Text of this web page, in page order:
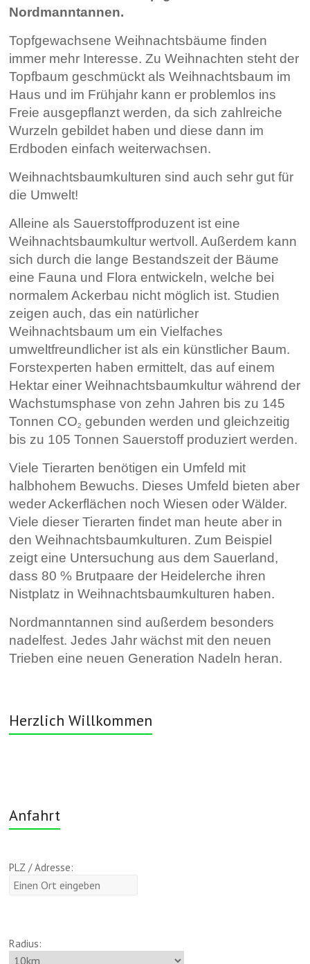
Nordmanntannen.
Topfgewachsene Weihnachtsbäume finden
immer mehr Interesse. Zu Weihnachten steht der
Topfbaum geschmückt als Weihnachtsbaum im
Haus und im Frühjahr kann er problemlos ins
Freie ausgepflanzt werden, da sich zahlreiche
Wurzeln gebildet haben und diese dann im
Erdboden einfach weiterwachsen.
Weihnachtsbaumkulturen sind auch sehr gut für
die Umwelt!
Alleine als Sauerstoffproduzent ist eine
Weihnachtsbaumkultur wertvoll. Außerdem kann
sich durch die lange Bestandszeit der Bäume
eine Fauna und Flora entwickeln, welche bei
normalem Ackerbau nicht möglich ist. Studien
zeigen auch, das ein natürlicher
Weihnachtsbaum um ein Vielfaches
umweltfreundlicher ist als ein künstlicher Baum.
Forstexperten haben ermittelt, das auf einem
Hektar einer Weihnachtsbaumkultur während der
Wachstumsphase von zehn Jahren bis zu 145
Tonnen CO2 gebunden werden und gleichzeitig
bis zu 105 Tonnen Sauerstoff produziert werden.
Viele Tierarten benötigen ein Umfeld mit
halbhohem Bewuchs. Dieses Umfeld bieten aber
weder Ackerflächen noch Wiesen oder Wälder.
Viele dieser Tierarten findet man heute aber in
den Weihnachtsbaumkulturen. Zum Beispiel
zeigt eine Untersuchung aus dem Sauerland,
dass 80 % Brutpaare der Heidelerche ihren
Nistplatz in Weihnachtsbaumkulturen haben.
Nordmanntannen sind außerdem besonders
nadelfest. Jedes Jahr wächst mit den neuen
Trieben eine neuen Generation Nadeln heran.
Herzlich Willkommen
Anfahrt
PLZ / Adresse:
Radius: